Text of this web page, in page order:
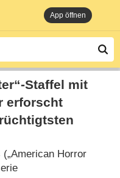
App öffnen
Staffel mit
erforscht
Horror